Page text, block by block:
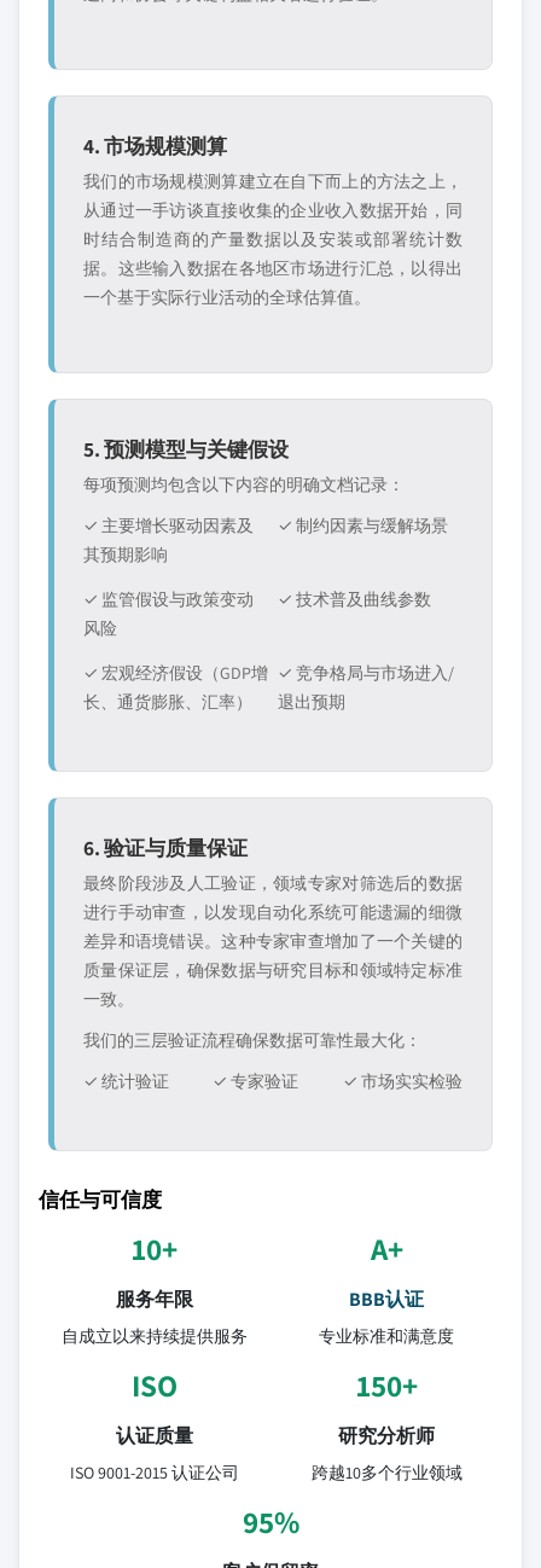
4. 市场规模测算
我们的市场规模测算建立在自下而上的方法之上，
从通过一手访谈直接收集的企业收入数据开始，同
时结合制造商的产量数据以及安装或部署统计数
据。这些输入数据在各地区市场进行汇总，以得出
一个基于实际行业活动的全球估算值。
5. 预测模型与关键假设
每项预测均包含以下内容的明确文档记录：
✓ 主要增长驱动因素及
其预期影响
✓ 制约因素与缓解场景
✓ 监管假设与政策变动
风险
✓ 技术普及曲线参数
✓ 宏观经济假设（GDP增
长、通货膨胀、汇率）
✓ 竞争格局与市场进入/
退出预期
6. 验证与质量保证
最终阶段涉及人工验证，领域专家对筛选后的数据
进行手动审查，以发现自动化系统可能遗漏的细微
差异和语境错误。这种专家审查增加了一个关键的
质量保证层，确保数据与研究目标和领域特定标准
一致。
我们的三层验证流程确保数据可靠性最大化：
✓ 统计验证
✓ 专家验证 ✓ 市场实实检验
信任与可信度
10+
服务年限
自成立以来持续提供服务
A+
BBB认证
专业标准和满意度
ISO
认证质量
ISO 9001-2015 认证公司
150+
研究分析师
跨越10多个行业领域
95%